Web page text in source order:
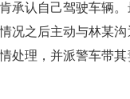
承认自己驾驶车辆
况之后主动与林某
处理，并派警车带